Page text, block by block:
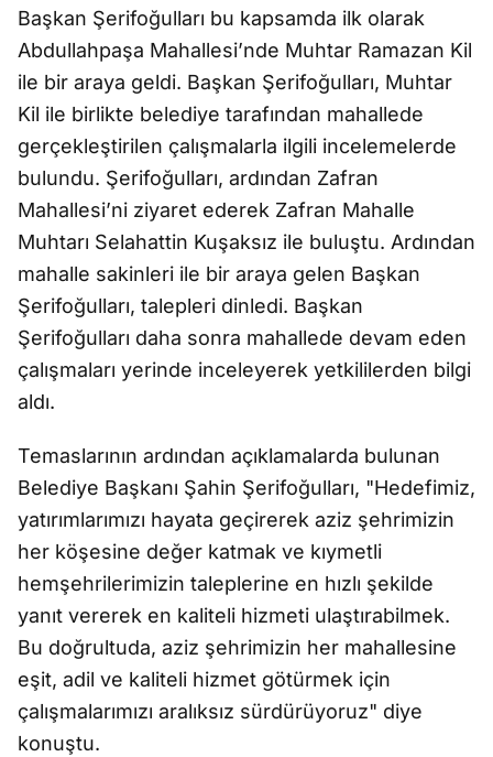
Başkan Şerifoğulları bu kapsamda ilk olarak
Abdullahpaşa Mahallesi’nde Muhtar Ramazan Kil
ile bir araya geldi. Başkan Şerifoğulları, Muhtar
Kil ile birlikte belediye tarafından mahallede
gerçekleştirilen çalışmalarla ilgili incelemelerde
bulundu. Şerifoğulları, ardından Zafran
Mahallesi’ni ziyaret ederek Zafran Mahalle
Muhtarı Selahattin Kuşaksız ile buluştu. Ardından
mahalle sakinleri ile bir araya gelen Başkan
Şerifoğulları, talepleri dinledi. Başkan
Şerifoğulları daha sonra mahallede devam eden
çalışmaları yerinde inceleyerek yetkililerden bilgi
aldı.
Temaslarının ardından açıklamalarda bulunan
Belediye Başkanı Şahin Şerifoğulları, "Hedefimiz,
yatırımlarımızı hayata geçirerek aziz şehrimizin
her köşesine değer katmak ve kıymetli
hemşehrilerimizin taleplerine en hızlı şekilde
yanıt vererek en kaliteli hizmeti ulaştırabilmek.
Bu doğrultuda, aziz şehrimizin her mahallesine
eşit, adil ve kaliteli hizmet götürmek için
çalışmalarımızı aralıksız sürdürüyoruz" diye
konuştu.